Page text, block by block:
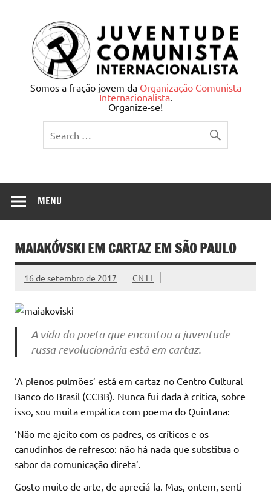
Juventude Comunista
Internacionalista
Somos a fração jovem da Organização Comunista
Internacionalista.
Organize-se!
MENU
MAIAKÓVSKI EM CARTAZ EM SÃO PAULO
16 de setembro de 2017 CN LL
A vida do poeta que encantou a juventude
russa revolucionária está em cartaz.
‘A plenos pulmões’ está em cartaz no Centro Cultural
Banco do Brasil (CCBB). Nunca fui dada à crítica, sobre
isso, sou muita empática com poema do Quintana:
‘Não me ajeito com os padres, os críticos e os
canudinhos de refresco: não há nada que substitua o
sabor da comunicação direta’.
Gosto muito de arte, de apreciá-la. Mas, ontem, senti